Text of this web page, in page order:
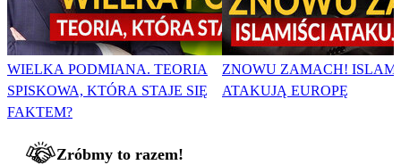
WIELKA PODMIANA. TEORIA
SPISKOWA, KTÓRA STAJE SIĘ
FAKTEM?
ZNOWU ZAMACH!
ATAKUJĄ EUROPĘ
Zróbmy to razem!